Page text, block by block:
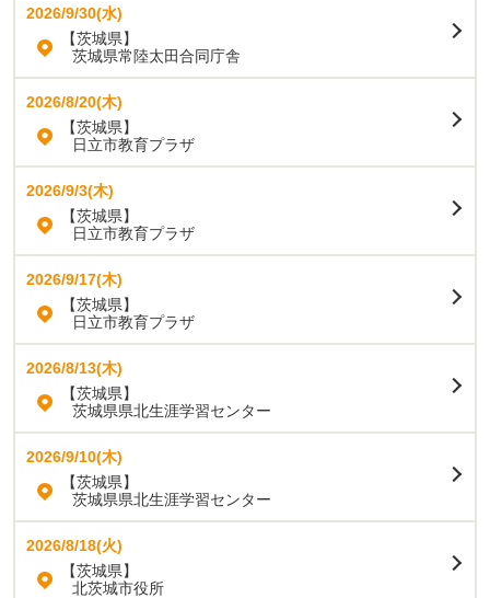
2026/9/30(水)
【茨城県】
茨城県常陸太田合同庁舎
2026/8/20(木)
【茨城県】
日立市教育プラザ
2026/9/3(木)
【茨城県】
日立市教育プラザ
2026/9/17(木)
【茨城県】
日立市教育プラザ
2026/8/13(木)
【茨城県】
茨城県県北生涯学習センター
2026/9/10(木)
【茨城県】
茨城県県北生涯学習センター
2026/8/18(火)
【茨城県】
北茨城市役所